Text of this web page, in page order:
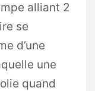
alliant 2
se
d’une
une
quand